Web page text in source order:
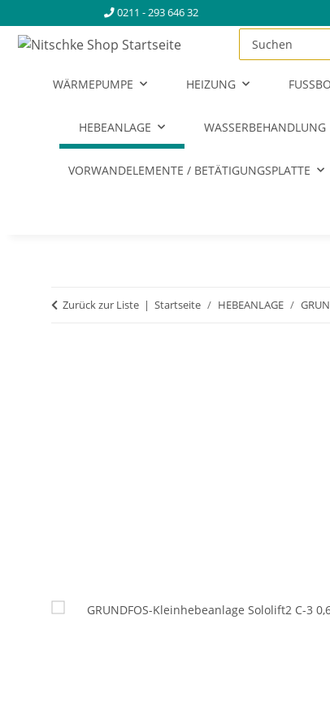
0211 - 293 646 32
WÄRMEPUMPE HEIZUNG
HEBEANLAGE WASSERBEHANDLUNG
VORWANDELEMENTE / BETÄTIGUNGSPLATTE
Zurück zur Liste Startseite HEBEANLAGE